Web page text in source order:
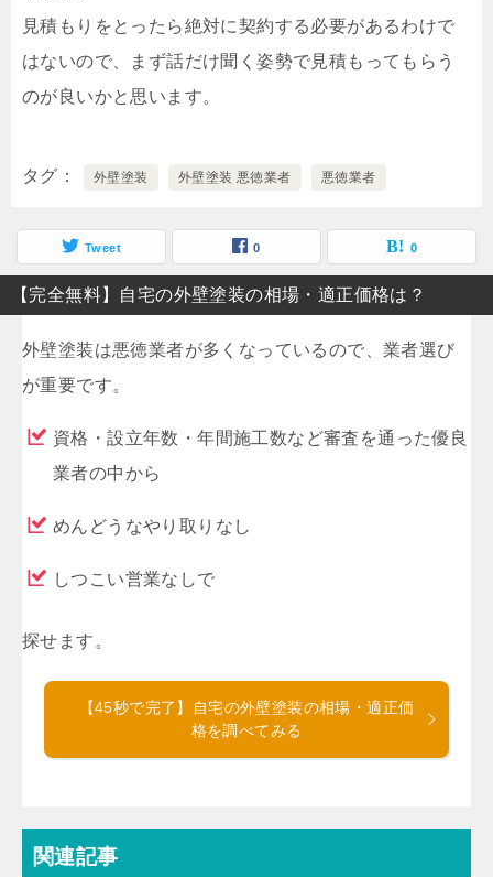
見積もりをとったら絶対に契約する必要があるわけで
はないので、まず話だけ聞く姿勢で見積もってもらう
のが良いかと思います。
タグ 外壁塗装 外壁塗装 悪徳業者 悪徳業者
Tweet 0 0
【完全無料】自宅の外壁塗装の相場・適正価格は？
外壁塗装は悪徳業者が多くなっているので、業者選び
が重要です。
資格・設立年数・年間施工数など審査を通った優良
業者の中から
めんどうなやり取りなし
しつこい営業なしで
探せます。
【45秒で完了】自宅の外壁塗装の相場・適正価
格を調べてみる
関連記事